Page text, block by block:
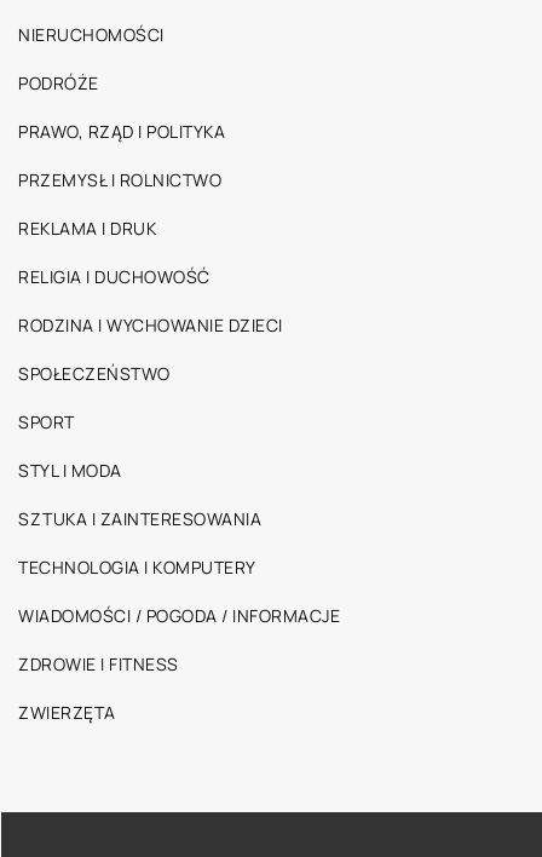
NIERUCHOMOŚCI
PODRÓŻE
PRAWO, RZĄD I POLITYKA
PRZEMYSŁ I ROLNICTWO
REKLAMA I DRUK
RELIGIA I DUCHOWOŚĆ
RODZINA I WYCHOWANIE DZIECI
SPOŁECZEŃSTWO
SPORT
STYL I MODA
SZTUKA I ZAINTERESOWANIA
TECHNOLOGIA I KOMPUTERY
WIADOMOŚCI / POGODA / INFORMACJE
ZDROWIE I FITNESS
ZWIERZĘTA